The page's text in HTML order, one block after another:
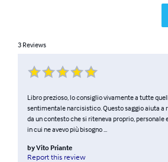
3 Reviews
Libro prezioso, lo consiglio vivamente a tutte
sentimentale narcisistico. Questo saggio aiuta
da un contesto che si riteneva proprio,
in cui ne avevo più bisogno ...
byVito Priante
Report this review